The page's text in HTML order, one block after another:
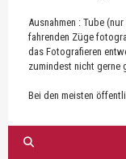
Ausnahmen : Tube
fahrenden Züge
das Fotografieren
zumindest nicht gerne
Bei den meisten